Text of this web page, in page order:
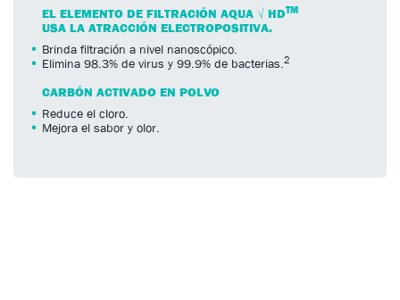
EL ELEMENTO DE FILTRACIÓN AQUA √ HDTM
USA LA ATRACCIÓN ELECTROPOSITIVA.
Brinda filtración a nivel nanoscópico.
Elimina 98.3% de virus y 99.9% de bacterias.2
CARBÓN ACTIVADO EN POLVO
Reduce el cloro.
Mejora el sabor y olor.